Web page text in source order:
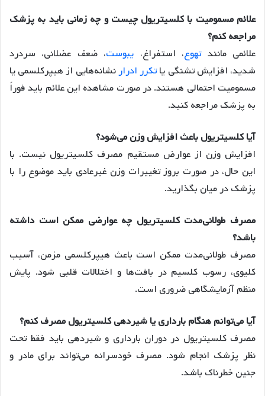
علائم مسمومیت با کلسیتریول چیست و چه زمانی باید به پزشک
مراجعه کنم؟
علائمی مانندتهوع، استفراغ، یبوست، ضعف عضلانی، سردرد
شدید، افزایش تشنگی یاتکرر ادرارنشانه‌هایی از هیپرکلسمی یا
مسمومیت احتمالی هستند. در صورت مشاهده این علائم باید فوراً
به پزشک مراجعه کنید.
آیا کلسیتریول باعث افزایش وزن می‌شود؟
افزایش وزن از عوارض مستقیم مصرف کلسیتریول نیست. با
این حال، در صورت بروز تغییرات وزن غیرعادی باید موضوع را با
پزشک در میان بگذارید.
مصرف طولانی‌مدت کلسیتریول چه عوارضی ممکن است داشته
باشد؟
مصرف طولانی‌مدت ممکن است باعث هیپرکلسمی مزمن، آسیب
کلیوی، رسوب کلسیم در بافت‌ها و اختلالات قلبی شود. پایش
منظم آزمایشگاهی ضروری است.
آیا می‌توانم هنگام بارداری یا شیردهی کلسیتریول مصرف کنم؟
مصرف کلسیتریول در دوران بارداری و شیردهی باید فقط تحت
نظر پزشک انجام شود. مصرف خودسرانه می‌تواند برای مادر و
جنین خطرناک باشد.